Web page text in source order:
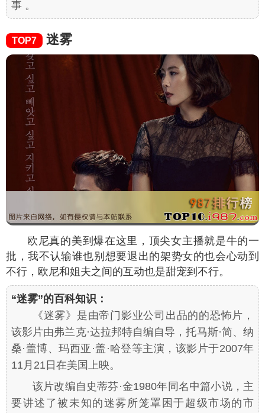
事 。
TOP7 迷雾
欧尼真的美到爆在这里，顶尖女主播就是牛的一
批，我不认输谁也别想要退出的架势女的也会心动到
不行，欧尼和姐夫之间的互动也是甜宠到不行。
“迷雾”的百科知识：
《迷雾》是由帝门影业公司出品的的恐怖片，
该影片由弗兰克·达拉邦特自编自导，托马斯·简、纳
桑·盖博、玛西亚·盖·哈登等主演，该影片于2007年
11月21日在美国上映。
该片改编自史蒂芬·金1980年同名中篇小说，主
要讲述了被未知的迷雾所笼罩困于超级市场的市